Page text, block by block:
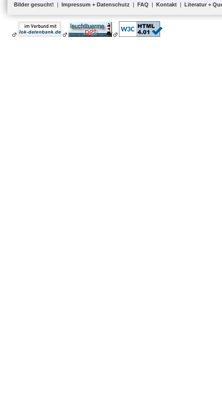
Bilder gesucht! | Impressum + Datenschutz | FAQ | Kontakt | Literatur +